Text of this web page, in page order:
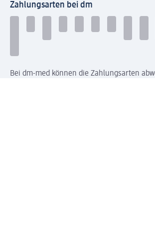
Zahlungsarten bei dm
Bei dm-med können die Zahlungsarten